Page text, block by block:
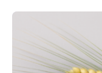
nach nachhaltigen
aus
Anliegen im Zuge